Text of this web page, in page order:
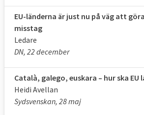
Det är istället
EU-länderna är just nu på väg att
misstag
Ledare
DN, 22 december
Català, galego, euskara – hur ska EU
Heidi Avellan
Sydsvenskan, 28 maj